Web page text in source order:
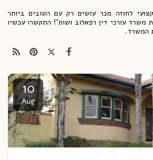
לחוזה מכר עושים רק עם הטובים ביותר
משרד עורכי דין רפאלוב ושות'! התקשרו עכשיו
המשרד.
10
Aug